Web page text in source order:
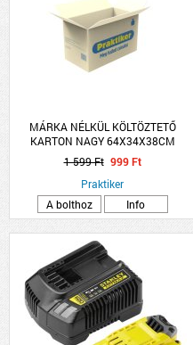
MÁRKA NÉLKÜL KÖLTÖZTETŐ
KARTON NAGY 64X34X38CM
TERHELHETŐSÉG MAXIMUM 20KG
1 599 Ft 999 Ft
Praktiker
A bolthoz
Info